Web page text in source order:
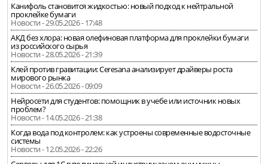
Канифоль становится жидкостью: новый подход к нейтральной
проклейке бумаги
Новости - 29.05.2026 - 17:48
АКД без хлора: новая олефиновая платформа для проклейки бумаги
из российского сырья
Новости - 28.05.2026 - 21:39
Клей против гравитации: Ceresana анализирует драйверы роста
мирового рынка
Новости - 26.05.2026 - 09:09
Нейросети для студентов: помощник в учебе или источник новых
проблем?
Новости - 14.05.2026 - 21:38
Когда вода под контролем: как устроены современные водосточные
системы
Новости - 12.05.2026 - 22:26